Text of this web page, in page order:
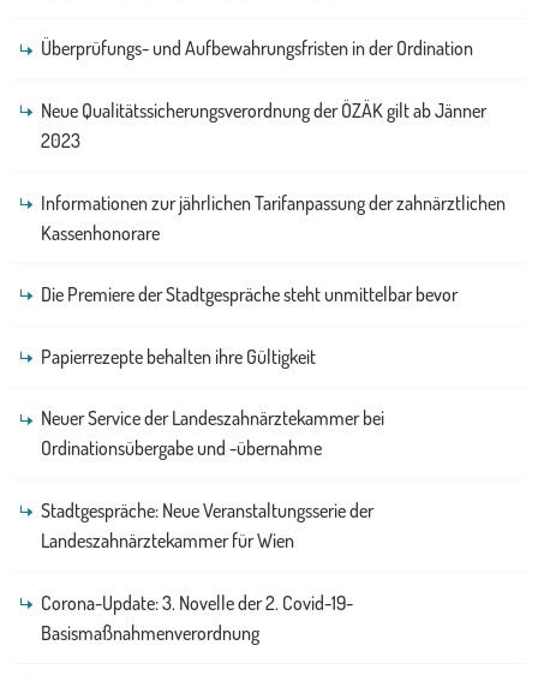
Überprüfungs- und Aufbewahrungsfristen in der Ordination
Neue Qualitätssicherungsverordnung der ÖZÄK gilt ab Jänner
2023
Informationen zur jährlichen Tarifanpassung der zahnärztlichen
Kassenhonorare
Die Premiere der Stadtgespräche steht unmittelbar bevor
Papierrezepte behalten ihre Gültigkeit
Neuer Service der Landeszahnärztekammer bei
Ordinationsübergabe und -übernahme
Stadtgespräche: Neue Veranstaltungsserie der
Landeszahnärztekammer für Wien
Corona-Update: 3. Novelle der 2. Covid-19-
Basismaßnahmenverordnung